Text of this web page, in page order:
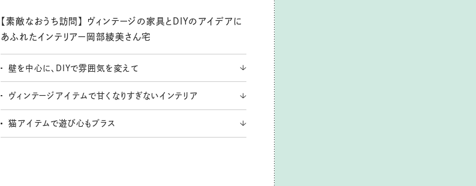
【素敵なおうち訪問】 ヴィンテージの家具とDIYのアイデアに
あふれたインテリアー岡部綾美さん宅
壁を中心に、DIYで雰囲気を変えて
ヴィンテージアイテムで甘くなりすぎないインテリア
猫アイテムで遊び心もプラス